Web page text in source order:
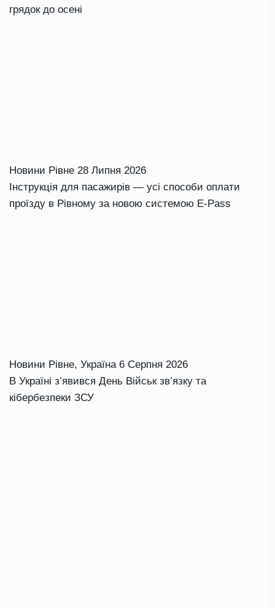
грядок до осені
Новини Рівне 28 Липня 2026
Інструкція для пасажирів — усі способи оплати
проїзду в Рівному за новою системою E-Pass
Новини Рівне, Україна 6 Серпня 2026
В Україні з’явився День Військ зв’язку та
кібербезпеки ЗСУ